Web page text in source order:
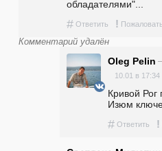
обладателями"...
# Ответить !
Комментарий удалён
Oleg Pelin
10.01 в 17:34
Кривой Рог
Изюм
# Ответить !